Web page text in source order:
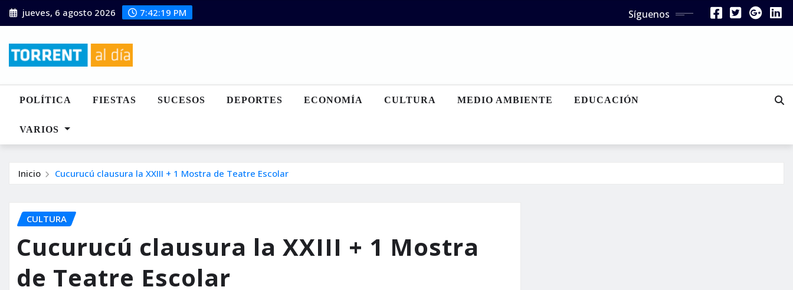
Saltar
al
jueves, 6 agosto 2026 7:42:20 PM Síguenos
POLÍTICA FIESTAS SUCESOS DEPORTES ECONOMÍA CULTURA MEDIO AMBIENTE EDUCACIÓN
VARIOS
Inicio Cucurucú clausura la XXIII + 1 Mostra de Teatre Escolar
CULTURA
Cucurucú clausura la XXIII + 1 Mostra
de Teatre Escolar